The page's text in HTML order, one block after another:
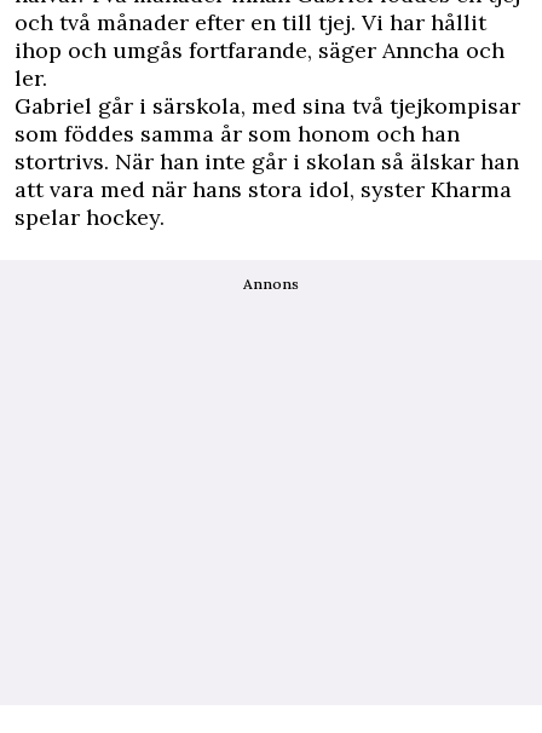
och två månader efter en till tjej. Vi har hållit
ihop och umgås fortfarande, säger Anncha och
ler.
Gabriel går i särskola, med sina två tjejkompisar
som föddes samma år som honom och han
stortrivs. När han inte går i skolan så älskar han
att vara med när hans stora idol, syster Kharma
spelar hockey.
Annons